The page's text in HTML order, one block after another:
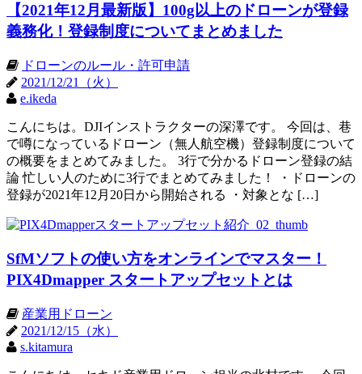
【2021年12月最新版】100g以上のドローンが登録
義務化！登録制度についてまとめました
ドローンのルール・許可申請
2021/12/21（火）
e.ikeda
こんにちは。DJIインストラクターの深澤です。 今回は、巷
で噂になっているドローン（無人航空機）登録制度について
の概要をまとめてみました。 3行で分かるドローン登録の結
論 忙しい人のために3行でまとめてみました！ ・ドローンの
登録が2021年12月20日から開始される ・対象とな […]
SfMソフトの使い方をオンラインでマスター！
PIX4Dmapper スタートアップセットとは
産業用ドローン
2021/12/15（水）
s.kitamura